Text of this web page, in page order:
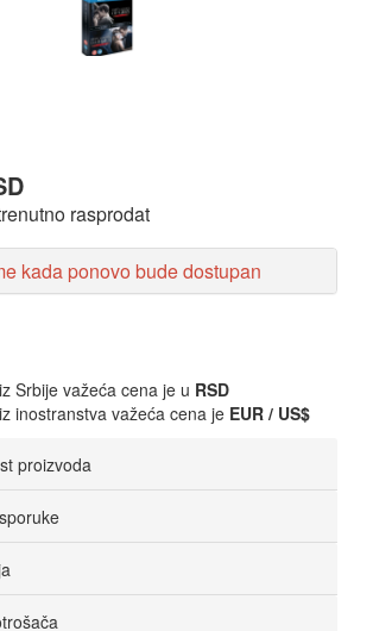
rasprodat
kada ponovo bude dostupan
Srbije važeća cena je u RSD
inostranstva važeća cena je EUR / US$
proizvoda